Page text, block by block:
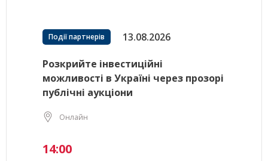
Події партнерів 13.08.2026
Розкрийте інвестиційні
можливості в Україні через прозорі
публічні аукціони
Онлайн
14:00